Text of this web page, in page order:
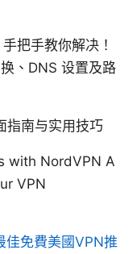
把手教你解决！
、DNS 设置及路
指南与实用技巧
with NordVPN A
VPN
佳免費美國VPN推